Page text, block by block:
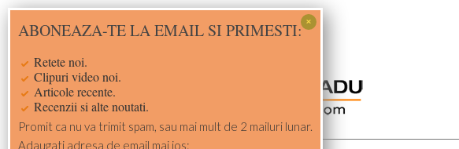
Skip
to
Skip
to
Skip
to
Skip
to
ABONEAZA-TE LA EMAIL SI PRIMESTI:
Retete noi.
Clipuri video noi.
Articole recente.
Recenzii si alte noutati.
Promit ca nu va trimit spam, sau mai mult de 2 mailuri lunar.
Adaugati adresa de email mai jos: